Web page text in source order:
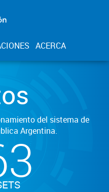
ACERCA
del sistema de
Argentina.